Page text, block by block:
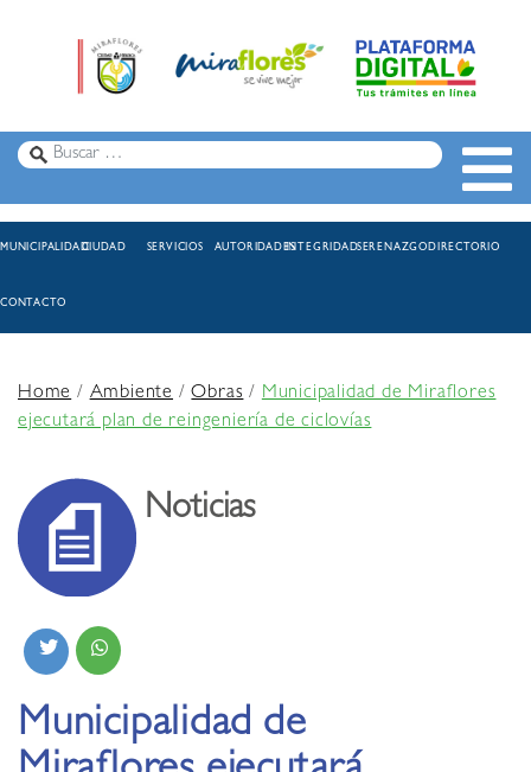
MUNICIPALIDADCIUDAD SERVICIOS AUTORIDADESINTEGRIDADSERENAZGODIRECTORIO
CONTACTO
Home/Ambiente /Obras/Municipalidad de Miraflores
ejecutará plan de reingeniería de ciclovías
Noticias
Municipalidad de